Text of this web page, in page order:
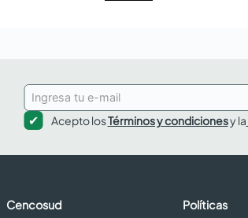
Acepto losTérminos y condicionesy la
Cencosud
Políticas